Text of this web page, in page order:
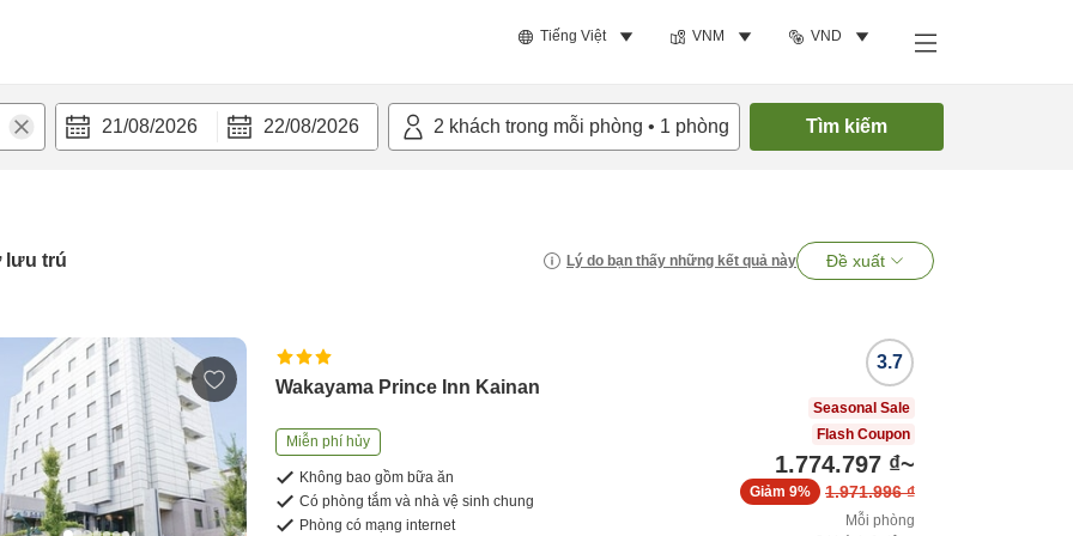
Tiếng Việt VNM VND
21/08/2026 22/08/2026 2 khách trong mỗi phòng • 1 phòng Tìm kiếm
lưu trú Lý do bạn thấy những kết quả này Đề xuất
Wakayama Prince Inn Kainan
Miễn phí hủy
Không bao gồm bữa ăn
Có phòng tắm và nhà vệ sinh chung
Phòng có mạng internet
3.7
Seasonal Sale
Flash Coupon
1.774.797 ₫~
1.971.996 ₫
Giảm 9%
Mỗi phòng